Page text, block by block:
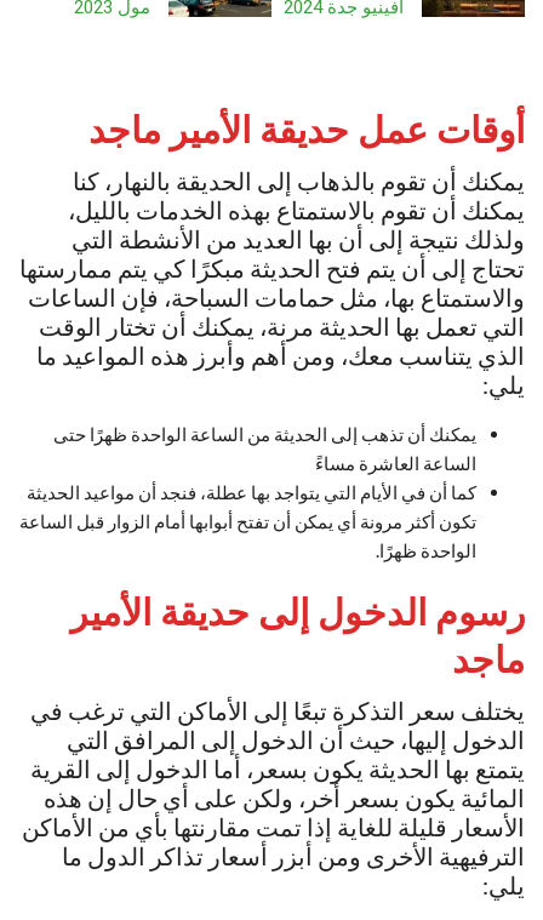
افينيو جدة 2024 مول 2023
أوقات عمل حديقة الأمير ماجد
يمكنك أن تقوم بالذهاب إلى الحديقة بالنهار، كنا
يمكنك أن تقوم بالاستمتاع بهذه الخدمات بالليل،
ولذلك نتيجة إلى أن بها العديد من الأنشطة التي
تحتاج إلى أن يتم فتح الحديثة مبكرًا كي يتم ممارستها
والاستمتاع بها، مثل حمامات السباحة، فإن الساعات
التي تعمل بها الحديثة مرنة، يمكنك أن تختار الوقت
الذي يتناسب معك، ومن أهم وأبرز هذه المواعيد ما
يلي:
يمكنك أن تذهب إلى الحديثة من الساعة الواحدة ظهرًا حتى
الساعة العاشرة مساءً
كما أن في الأيام التي يتواجد بها عطلة، فنجد أن مواعيد الحديثة
تكون أكثر مرونة أي يمكن أن تفتح أبوابها أمام الزوار قبل الساعة
الواحدة ظهرًا.
رسوم الدخول إلى حديقة الأمير
ماجد
يختلف سعر التذكرة تبعًا إلى الأماكن التي ترغب في
الدخول إليها، حيث أن الدخول إلى المرافق التي
يتمتع بها الحديثة يكون بسعر، أما الدخول إلى القرية
المائية يكون بسعر أخر، ولكن على أي حال إن هذه
الأسعار قليلة للغاية إذا تمت مقارنتها بأي من الأماكن
الترفيهية الأخرى ومن أبزر أسعار تذاكر الدول ما
يلي: